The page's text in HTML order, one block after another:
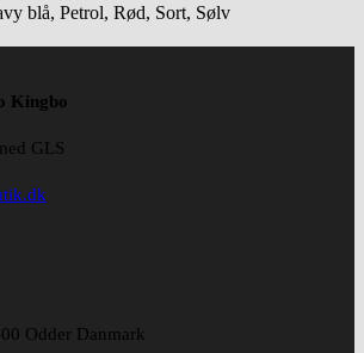
blå, Petrol, Rød, Sort, Sølv
Kingbo
GLS
Odder Danmark